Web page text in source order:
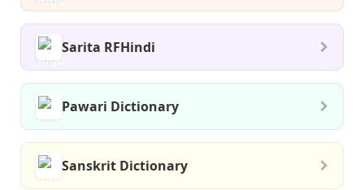
Sarita RFHindi
Pawari Dictionary
Sanskrit Dictionary